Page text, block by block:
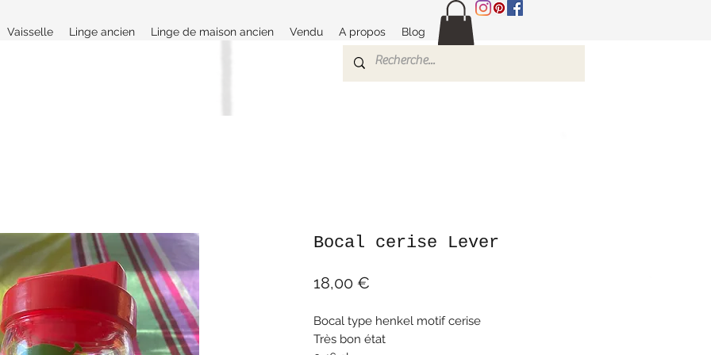
Vaisselle Linge ancien Linge de maison ancien Vendu A propos Blog
Bocal cerise Lever
18,00 €
Bocal type henkel motif cerise
Très bon état